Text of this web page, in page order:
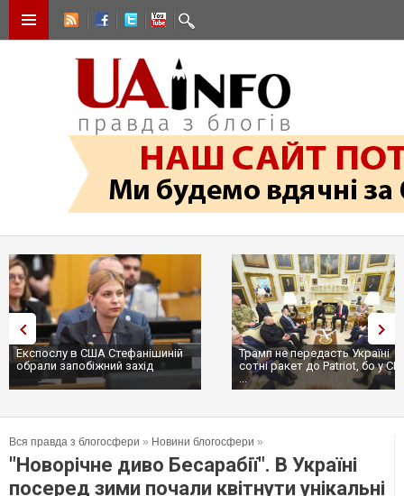
Експослу в США Стефанішиній
обрали запобіжний захід
Трамп не передасть Україні
сотні ракет до Patriot, бо у
...
Вся правда з блогосфери » Новини блогосфери »
"Новорічне диво Бесарабії". В Україні
посеред зими почали квітнути унікальні